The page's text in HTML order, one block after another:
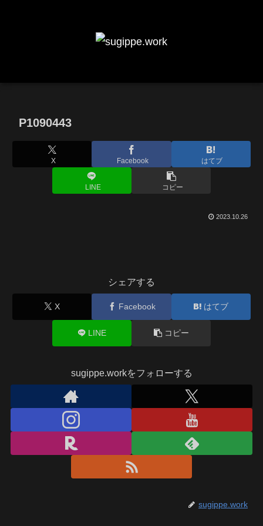
P1090443
X Facebook はてブ
LINE コピー
2023.10.26
シェアする
X Facebook はてブ
LINE コピー
sugippe.workをフォローする
sugippe.work